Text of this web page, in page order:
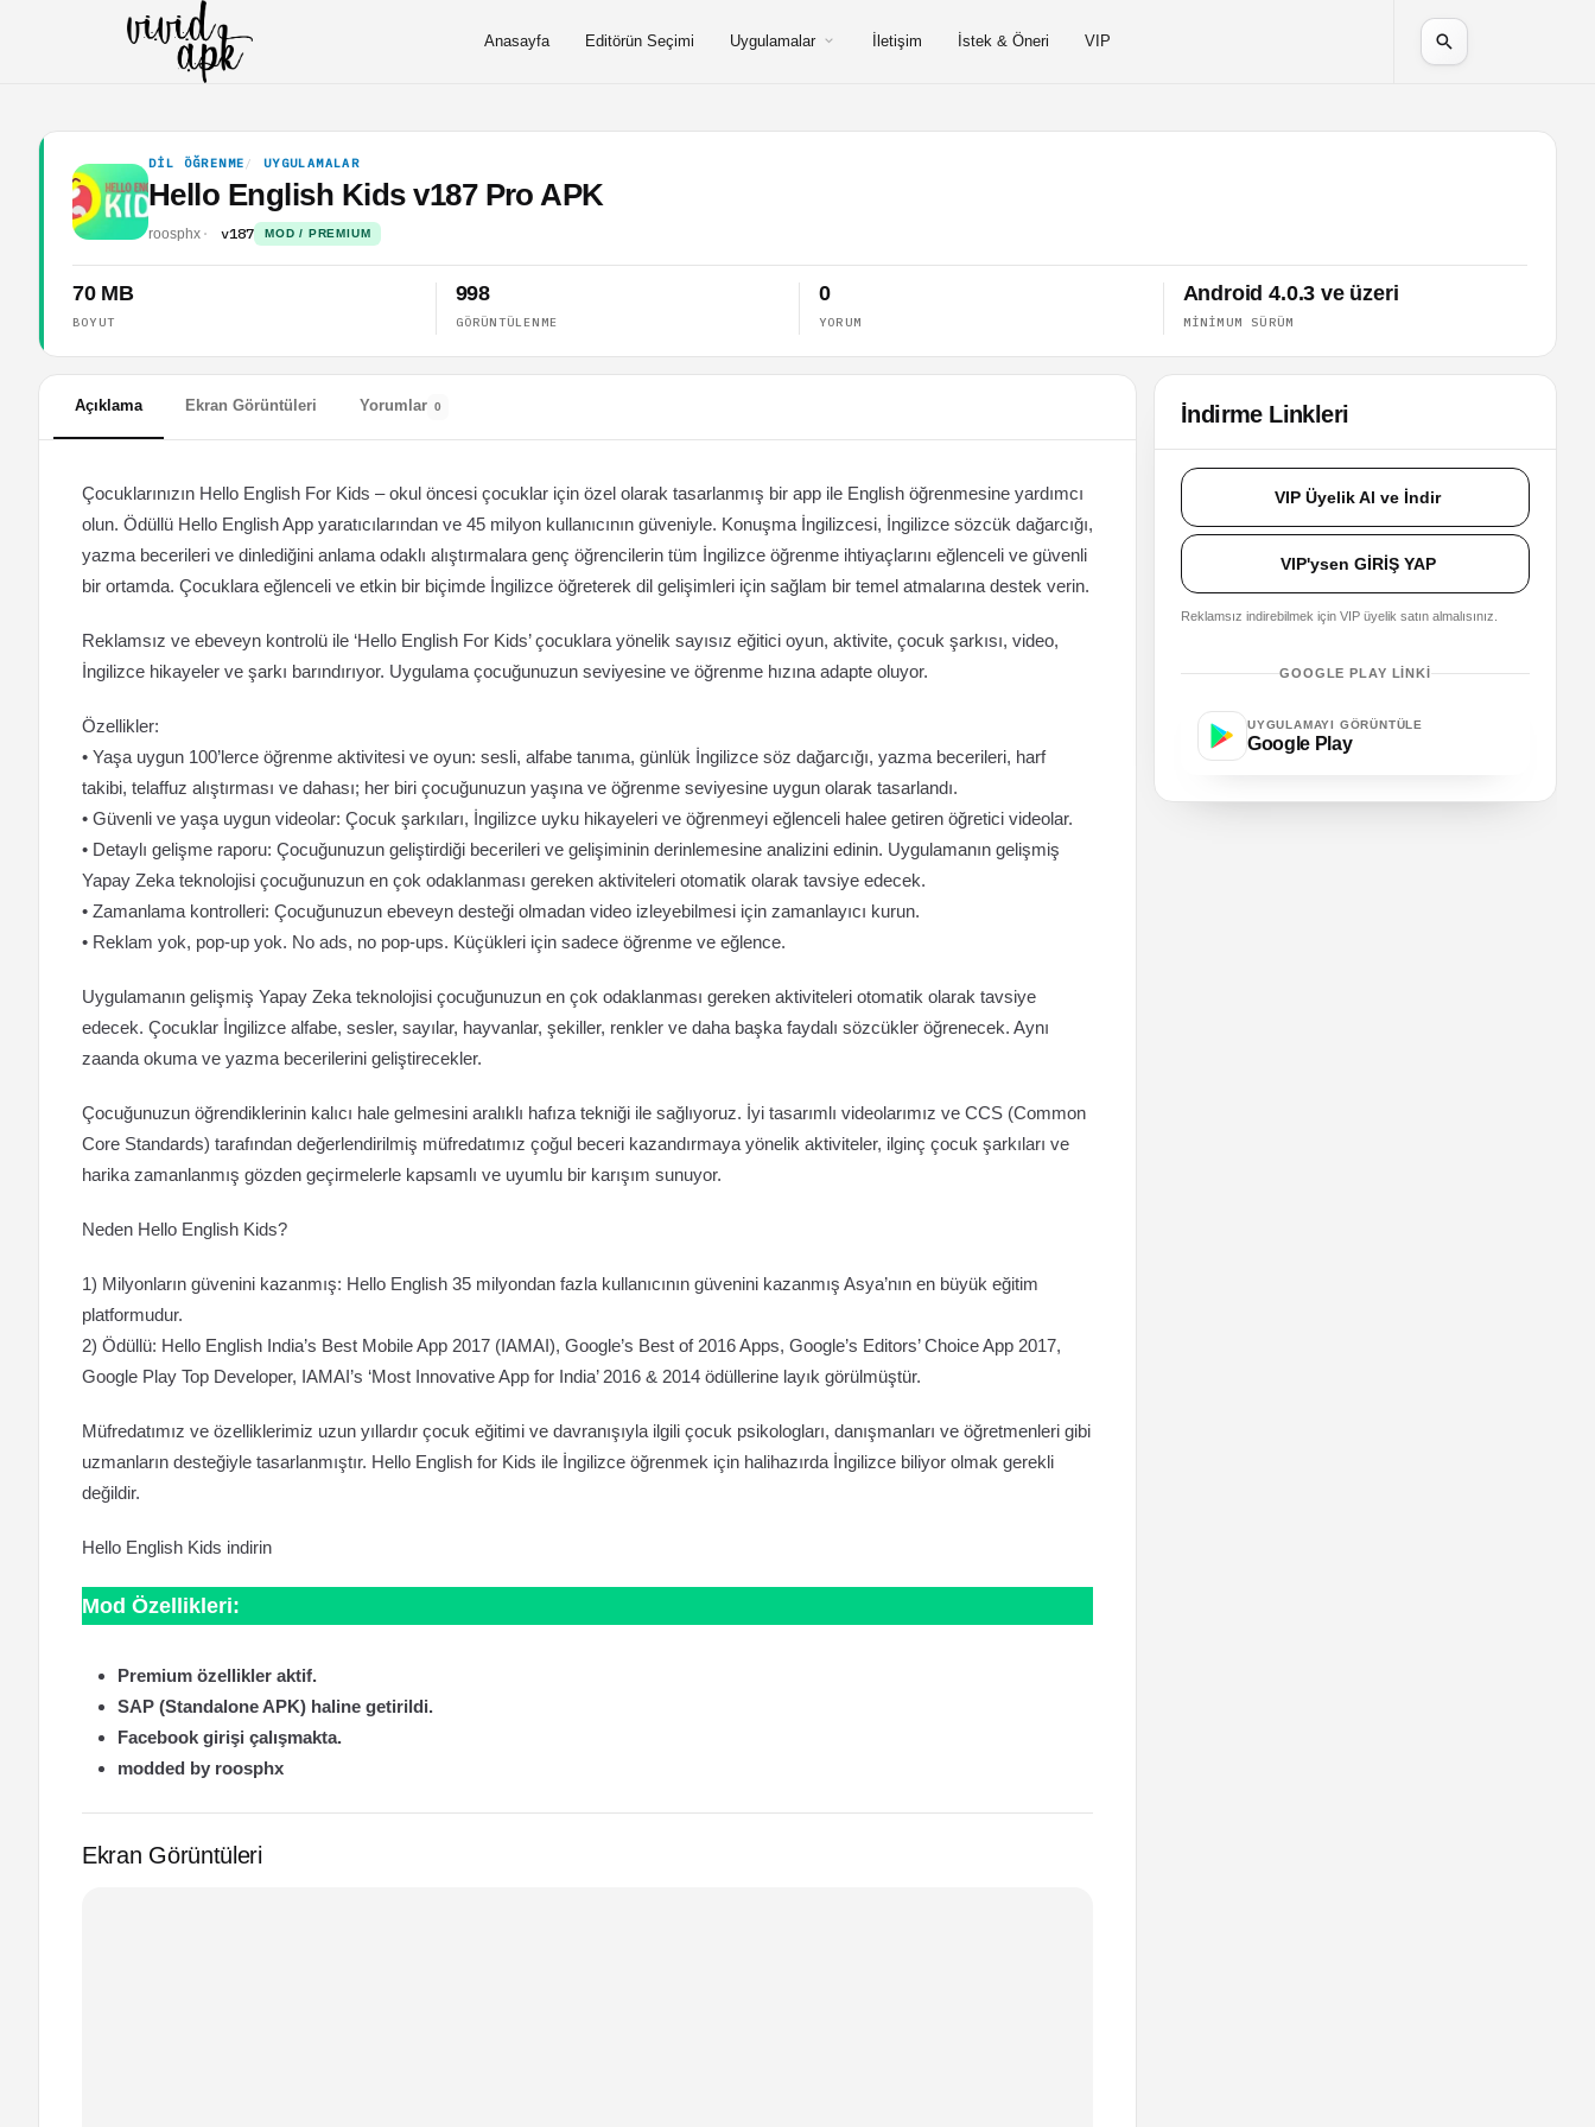
Anasayfa Editörün Seçimi Uygulamalar İletişim İstek & Öneri VIP
DIL ÖĞRENME UYGULAMALAR
Hello English Kids v187 Pro APK
roosphx v187 MOD / PREMIUM
70 MB
BOYUT
998
GÖRÜNTÜLENME
0
YORUM
Android 4.0.3 ve üzeri
MINIMUM SÜRÜM
Açıklama Ekran Görüntüleri Yorumlar 0
Çocuklarınızın Hello English For Kids – okul öncesi çocuklar için özel olarak tasarlanmış bir app ile English öğrenmesine yardımcı
olun. Ödüllü Hello English App yaratıcılarından ve 45 milyon kullanıcının güveniyle. Konuşma İngilizcesi, İngilizce sözcük dağarcığı,
yazma becerileri ve dinlediğini anlama odaklı alıştırmalara genç öğrencilerin tüm İngilizce öğrenme ihtiyaçlarını eğlenceli ve güvenli
bir ortamda. Çocuklara eğlenceli ve etkin bir biçimde İngilizce öğreterek dil gelişimleri için sağlam bir temel atmalarına destek verin.
Reklamsız ve ebeveyn kontrolü ile ‘Hello English For Kids’ çocuklara yönelik sayısız eğitici oyun, aktivite, çocuk şarkısı, video,
İngilizce hikayeler ve şarkı barındırıyor. Uygulama çocuğunuzun seviyesine ve öğrenme hızına adapte oluyor.
Özellikler:
• Yaşa uygun 100’lerce öğrenme aktivitesi ve oyun: sesli, alfabe tanıma, günlük İngilizce söz dağarcığı, yazma becerileri, harf
takibi, telaffuz alıştırması ve dahası; her biri çocuğunuzun yaşına ve öğrenme seviyesine uygun olarak tasarlandı.
• Güvenli ve yaşa uygun videolar: Çocuk şarkıları, İngilizce uyku hikayeleri ve öğrenmeyi eğlenceli halee getiren öğretici videolar.
• Detaylı gelişme raporu: Çocuğunuzun geliştirdiği becerileri ve gelişiminin derinlemesine analizini edinin. Uygulamanın gelişmiş
Yapay Zeka teknolojisi çocuğunuzun en çok odaklanması gereken aktiviteleri otomatik olarak tavsiye edecek.
• Zamanlama kontrolleri: Çocuğunuzun ebeveyn desteği olmadan video izleyebilmesi için zamanlayıcı kurun.
• Reklam yok, pop-up yok. No ads, no pop-ups. Küçükleri için sadece öğrenme ve eğlence.
Uygulamanın gelişmiş Yapay Zeka teknolojisi çocuğunuzun en çok odaklanması gereken aktiviteleri otomatik olarak tavsiye
edecek. Çocuklar İngilizce alfabe, sesler, sayılar, hayvanlar, şekiller, renkler ve daha başka faydalı sözcükler öğrenecek. Aynı
zaanda okuma ve yazma becerilerini geliştirecekler.
Çocuğunuzun öğrendiklerinin kalıcı hale gelmesini aralıklı hafıza tekniği ile sağlıyoruz. İyi tasarımlı videolarımız ve CCS (Common
Core Standards) tarafından değerlendirilmiş müfredatımız çoğul beceri kazandırmaya yönelik aktiviteler, ilginç çocuk şarkıları ve
harika zamanlanmış gözden geçirmelerle kapsamlı ve uyumlu bir karışım sunuyor.
Neden Hello English Kids?
1) Milyonların güvenini kazanmış: Hello English 35 milyondan fazla kullanıcının güvenini kazanmış Asya’nın en büyük eğitim
platformudur.
2) Ödüllü: Hello English India’s Best Mobile App 2017 (IAMAI), Google’s Best of 2016 Apps, Google’s Editors’ Choice App 2017,
Google Play Top Developer, IAMAI’s ‘Most Innovative App for India’ 2016 & 2014 ödüllerine layık görülmüştür.
Müfredatımız ve özelliklerimiz uzun yıllardır çocuk eğitimi ve davranışıyla ilgili çocuk psikologları, danışmanları ve öğretmenleri gibi
uzmanların desteğiyle tasarlanmıştır. Hello English for Kids ile İngilizce öğrenmek için halihazırda İngilizce biliyor olmak gerekli
değildir.
Hello English Kids indirin
Mod Özellikleri:
Premium özellikler aktif.
SAP (Standalone APK) haline getirildi.
Facebook girişi çalışmakta.
modded by roosphx
Ekran Görüntüleri
İndirme Linkleri
VIP Üyelik Al ve İndir
VIP'ysen GİRİŞ YAP
Reklamsız indirebilmek için VIP üyelik satın almalısınız.
GOOGLE PLAY LINKI
UYGULAMAYI GÖRÜNTÜLE
Google Play